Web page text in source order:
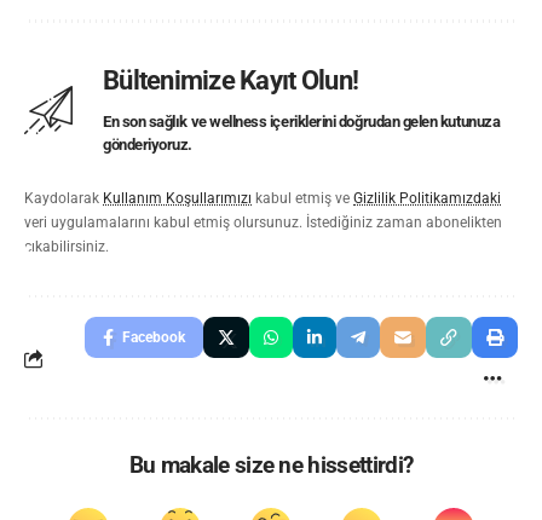
Bültenimize Kayıt Olun!
En son sağlık ve wellness içeriklerini doğrudan gelen kutunuza
gönderiyoruz.
Kaydolarak Kullanım Koşullarımızı kabul etmiş ve Gizlilik Politikamızdaki
veri uygulamalarını kabul etmiş olursunuz. İstediğiniz zaman abonelikten
çıkabilirsiniz.
Facebook
Bu makale size ne hissettirdi?